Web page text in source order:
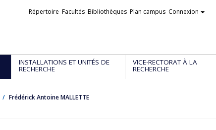
Liens
Répertoire Facultés Bibliothèques Plan campus Connexion
INSTALLATIONS ET UNITÉS DE
RECHERCHE
VICE-RECTORAT À LA
RECHERCHE
Frédérick Antoine MALLETTE